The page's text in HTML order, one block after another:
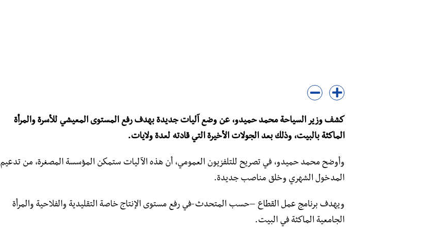
كشف وزير السياحة محمد حميدو، عن وضع آليات جديدة بهدف رفع المستوى المعيشي للأسرة والمرأة
الماكثة بالبيت، وذلك بعد الجولات الأخيرة التي قادته لعدة ولايات.
وأوضح محمد حميدو، في تصريح للتلفزيون العمومي، أن هذه الآليات ستمكن المؤسسة المصغرة، من تدعيم
المدخول الشهري وخلق مناصب جديدة.
ويهدف برنامج عمل القطاع –حسب المتحدث-في رفع مستوى الإنتاج خاصة التقليدية والفلاحية والمرأة
الجامعية الماكثة في البيت.